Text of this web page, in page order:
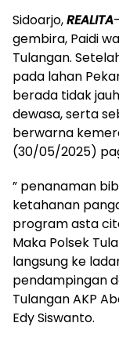
Sidoarjo,REALITA
gembira, Paidi
Tulangan.
pada lahan
berada tidak
dewasa, serta
berwarna
(30/05/2025)
” penanaman
ketahanan
program asta
Maka Polsek
langsung ke
pendampingan
Tulangan AKP
Edy Siswanto.